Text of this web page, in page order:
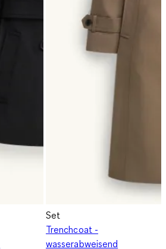
Set
Trenchcoat -
wasserabweisend